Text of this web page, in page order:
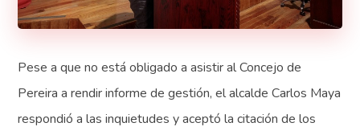
Pese a que no está obligado a asistir al Concejo de
Pereira a rendir informe de gestión, el alcalde Carlos Maya
respondió a las inquietudes y aceptó la citación de los